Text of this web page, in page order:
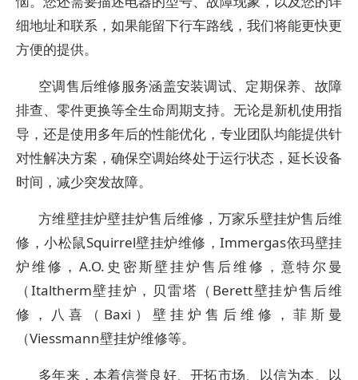
细地址和联系，如果能留下行车路线，我们将能更快更
方便的提供。
空调售后维修服务涵盖安装调试、定期保养、故障
排查、零件更换等全生命周期支持。无论是新机使用指
导，还是使用多年后的性能优化，专业团队均能提供针
对性解决方案，确保空调始终处于运行状态，延长设备
时间，减少突发故障。
方维壁挂炉壁挂炉售后维修，万家乐壁挂炉售后维
修，小松鼠Squirrel壁挂炉维修，Immergas依玛壁挂
炉维修，A.O.史密斯壁挂炉售后维修，意特尔曼
（Italtherm壁挂炉，贝雷塔（Berett壁挂炉售后维
修，八喜（Baxi）壁挂炉售后维修，菲斯曼
（Viessmann壁挂炉维修等。
多年来，本着信誉良好、开拓市场、以信为本、以